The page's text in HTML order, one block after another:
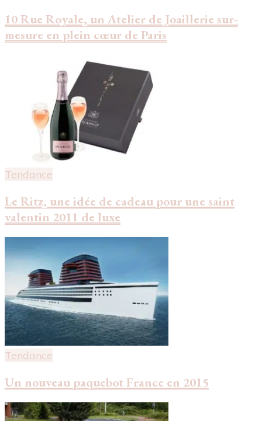
10 Rue Royale, un Atelier de Joaillerie sur-
mesure en plein cœur de Paris
Tendance
Le Ritz, une idée de cadeau pour une saint
valentin 2011 de luxe
Tendance
Un nouveau paquebot France en 2015